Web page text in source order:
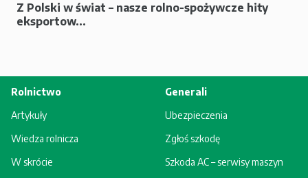
Z Polski w świat – nasze rolno-spożywcze hity
eksportow...
Rolnictwo
Artykuły
Wiedza rolnicza
W skrócie
Generali
Ubezpieczenia
Zgłoś szkodę
Szkoda AC – serwisy maszyn